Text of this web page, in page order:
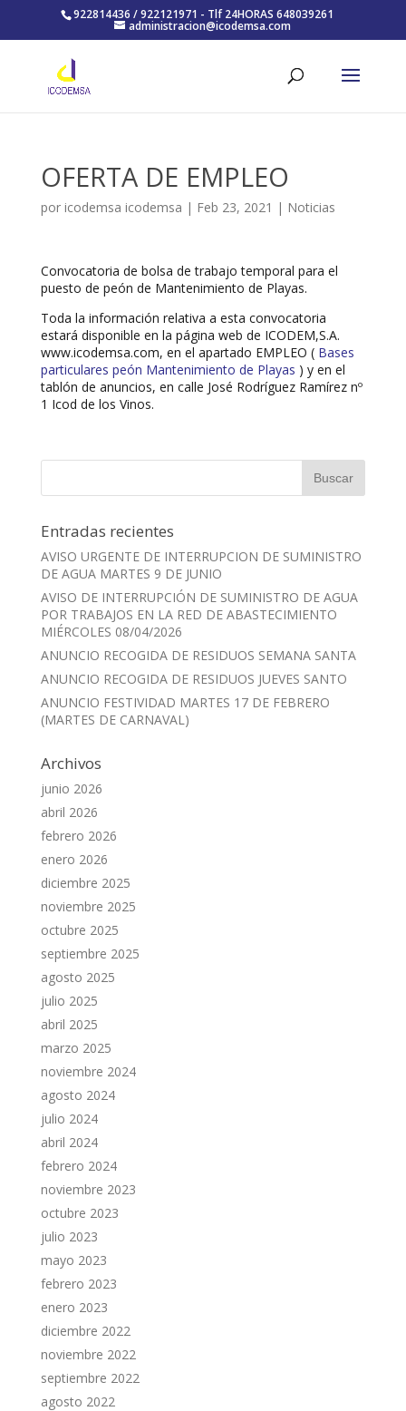
922814436 / 922121971 - Tlf 24HORAS 648039261
administracion@icodemsa.com
OFERTA DE EMPLEO
por icodemsa icodemsa | Feb 23, 2021 | Noticias
Convocatoria de bolsa de trabajo temporal para el
puesto de peón de Mantenimiento de Playas.
Toda la información relativa a esta convocatoria
estará disponible en la página web de ICODEM,S.A.
www.icodemsa.com, en el apartado EMPLEO ( Bases
particulares peón Mantenimiento de Playas ) y en el
tablón de anuncios, en calle José Rodríguez Ramírez nº
1 Icod de los Vinos.
Entradas recientes
AVISO URGENTE DE INTERRUPCION DE SUMINISTRO
DE AGUA MARTES 9 DE JUNIO
AVISO DE INTERRUPCIÓN DE SUMINISTRO DE AGUA
POR TRABAJOS EN LA RED DE ABASTECIMIENTO
MIÉRCOLES 08/04/2026
ANUNCIO RECOGIDA DE RESIDUOS SEMANA SANTA
ANUNCIO RECOGIDA DE RESIDUOS JUEVES SANTO
ANUNCIO FESTIVIDAD MARTES 17 DE FEBRERO
(MARTES DE CARNAVAL)
Archivos
junio 2026
abril 2026
febrero 2026
enero 2026
diciembre 2025
noviembre 2025
octubre 2025
septiembre 2025
agosto 2025
julio 2025
abril 2025
marzo 2025
noviembre 2024
agosto 2024
julio 2024
abril 2024
febrero 2024
noviembre 2023
octubre 2023
julio 2023
mayo 2023
febrero 2023
enero 2023
diciembre 2022
noviembre 2022
septiembre 2022
agosto 2022